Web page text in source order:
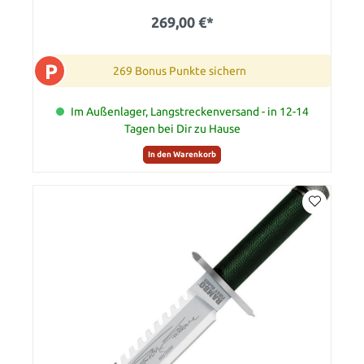
269,00 €*
P 269 Bonus Punkte sichern
Im Außenlager, Langstreckenversand - in 12-14
Tagen bei Dir zu Hause
In den Warenkorb